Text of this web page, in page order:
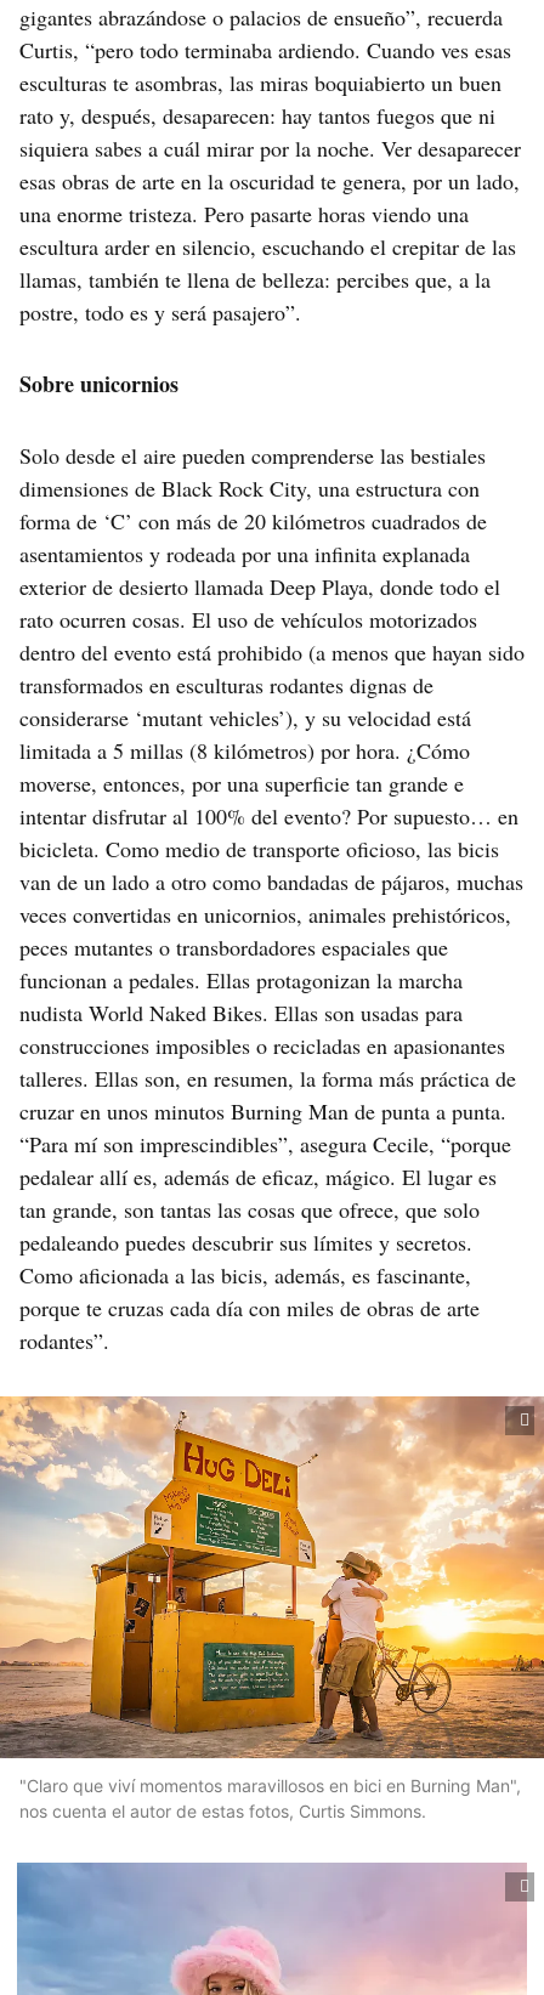
gigantes abrazándose o palacios de ensueño”, recuerda
Curtis, “pero todo terminaba ardiendo. Cuando ves esas
esculturas te asombras, las miras boquiabierto un buen
rato y, después, desaparecen: hay tantos fuegos que ni
siquiera sabes a cuál mirar por la noche. Ver desaparecer
esas obras de arte en la oscuridad te genera, por un lado,
una enorme tristeza. Pero pasarte horas viendo una
escultura arder en silencio, escuchando el crepitar de las
llamas, también te llena de belleza: percibes que, a la
postre, todo es y será pasajero”.
Sobre unicornios
Solo desde el aire pueden comprenderse las bestiales
dimensiones de Black Rock City, una estructura con
forma de ‘C’ con más de 20 kilómetros cuadrados de
asentamientos y rodeada por una infinita explanada
exterior de desierto llamada Deep Playa, donde todo el
rato ocurren cosas. El uso de vehículos motorizados
dentro del evento está prohibido (a menos que hayan sido
transformados en esculturas rodantes dignas de
considerarse ‘mutant vehicles’), y su velocidad está
limitada a 5 millas (8 kilómetros) por hora. ¿Cómo
moverse, entonces, por una superficie tan grande e
intentar disfrutar al 100% del evento? Por supuesto… en
bicicleta. Como medio de transporte oficioso, las bicis
van de un lado a otro como bandadas de pájaros, muchas
veces convertidas en unicornios, animales prehistóricos,
peces mutantes o transbordadores espaciales que
funcionan a pedales. Ellas protagonizan la marcha
nudista World Naked Bikes. Ellas son usadas para
construcciones imposibles o recicladas en apasionantes
talleres. Ellas son, en resumen, la forma más práctica de
cruzar en unos minutos Burning Man de punta a punta.
“Para mí son imprescindibles”, asegura Cecile, “porque
pedalear allí es, además de eficaz, mágico. El lugar es
tan grande, son tantas las cosas que ofrece, que solo
pedaleando puedes descubrir sus límites y secretos.
Como aficionada a las bicis, además, es fascinante,
porque te cruzas cada día con miles de obras de arte
rodantes”.
"Claro que viví momentos maravillosos en bici en Burning Man",
nos cuenta el autor de estas fotos, Curtis Simmons.